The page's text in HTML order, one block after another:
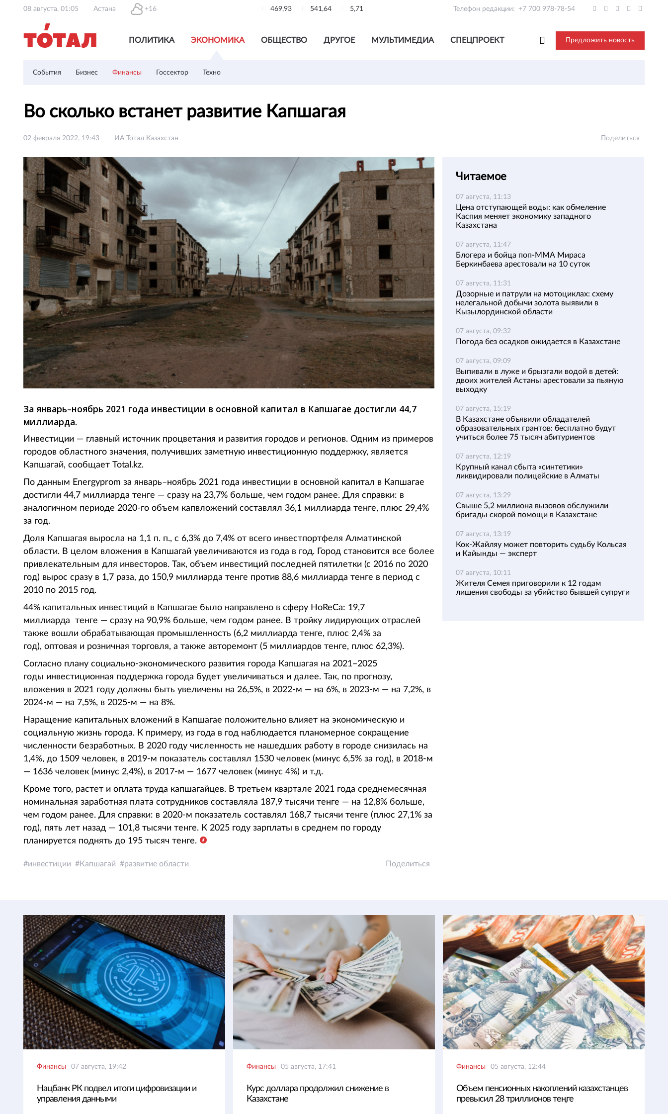
08 августа, 01:05 Астана +16 469,93 541,64 5,71 Телефон редакции: +7 700 978-78-54
ПОЛИТИКА ЭКОНОМИКА ОБЩЕСТВО ДРУГОЕ МУЛЬТИМЕДИА СПЕЦПРОЕКТ Предложить новость
События Бизнес Финансы Госсектор Техно
Во сколько встанет развитие Капшагая
02 февраля 2022, 19:43 ИА Тотал Казахстан Поделиться
За январь–ноябрь 2021 года инвестиции в основной капитал в Капшагае достигли 44,7
миллиарда.
Инвестиции — главный источник процветания и развития городов и регионов. Одним из примеров
городов областного значения, получивших заметную инвестиционную поддержку, является
Капшагай, сообщает Total.kz.
По данным Energyprom за январь–ноябрь 2021 года инвестиции в основной капитал в Капшагае
достигли 44,7 миллиарда тенге — сразу на 23,7% больше, чем годом ранее. Для справки: в
аналогичном периоде 2020-го объем капвложений составлял 36,1 миллиарда тенге, плюс 29,4%
за год.
Доля Капшагая выросла на 1,1 п. п., с 6,3% до 7,4% от всего инвестпортфеля Алматинской
области. В целом вложения в Капшагай увеличиваются из года в год. Город становится все более
привлекательным для инвесторов. Так, объем инвестиций последней пятилетки (с 2016 по 2020
год) вырос сразу в 1,7 раза, до 150,9 миллиарда тенге против 88,6 миллиарда тенге в период с
2010 по 2015 год.
44% капитальных инвестиций в Капшагае было направлено в сферу HoReCa: 19,7
миллиарда тенге — сразу на 90,9% больше, чем годом ранее. В тройку лидирующих отраслей
также вошли обрабатывающая промышленность (6,2 миллиарда тенге, плюс 2,4% за
год), оптовая и розничная торговля, а также авторемонт (5 миллиардов тенге, плюс 62,3%).
Согласно плану социально-экономического развития города Капшагая на 2021–2025
годы инвестиционная поддержка города будет увеличиваться и далее. Так, по прогнозу,
вложения в 2021 году должны быть увеличены на 26,5%, в 2022-м — на 6%, в 2023-м — на 7,2%, в
2024-м — на 7,5%, в 2025-м — на 8%.
Наращение капитальных вложений в Капшагае положительно влияет на экономическую и
социальную жизнь города. К примеру, из года в год наблюдается планомерное сокращение
численности безработных. В 2020 году численность не нашедших работу в городе снизилась на
1,4%, до 1509 человек, в 2019-м показатель составлял 1530 человек (минус 6,5% за год), в 2018-м
— 1636 человек (минус 2,4%), в 2017-м — 1677 человек (минус 4%) и т.д.
Кроме того, растет и оплата труда капшагайцев. В третьем квартале 2021 года среднемесячная
номинальная заработная плата сотрудников составляла 187,9 тысячи тенге — на 12,8% больше,
чем годом ранее. Для справки: в 2020-м показатель составлял 168,7 тысячи тенге (плюс 27,1% за
год), пять лет назад — 101,8 тысячи тенге. К 2025 году зарплаты в среднем по городу
планируется поднять до 195 тысяч тенге.
инвестиции Капшагай развитие области Поделиться
Читаемое
07 августа, 11:13
Цена отступающей воды: как обмеление
Каспия меняет экономику западного
Казахстана
07 августа, 11:47
Блогера и бойца поп-ММА Мираса
Беркинбаева арестовали на 10 суток
07 августа, 11:31
Дозорные и патрули на мотоциклах: схему
нелегальной добычи золота выявили в
Кызылординской области
07 августа, 09:32
Погода без осадков ожидается в Казахстане
07 августа, 09:09
Выпивали в луже и брызгали водой в детей:
двоих жителей Астаны арестовали за пьяную
выходку
07 августа, 15:19
В Казахстане объявили обладателей
образовательных грантов: бесплатно будут
учиться более 75 тысяч абитуриентов
07 августа, 12:19
Крупный канал сбыта «синтетики»
ликвидировали полицейские в Алматы
07 августа, 13:29
Свыше 5,2 миллиона вызовов обслужили
бригады скорой помощи в Казахстане
07 августа, 13:19
Кок-Жайляу может повторить судьбу Кольсая
и Кайынды — эксперт
07 августа, 10:11
Жителя Семея приговорили к 12 годам
лишения свободы за убийство бывшей супруги
Финансы 07 августа, 19:42
Нацбанк РК подвел итоги цифровизации и
управления данными
Финансы 05 августа, 17:41
Курс доллара продолжил снижение в
Казахстане
Финансы 05 августа, 12:44
Объем пенсионных накоплений казахстанцев
превысил 28 триллионов теңге